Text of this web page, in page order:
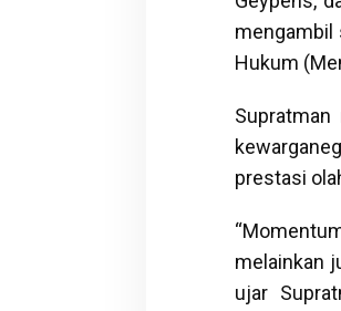
mengambil
Hukum
prestasi
melainkan
ujar